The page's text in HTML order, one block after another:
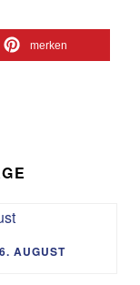
merken
AUGUST